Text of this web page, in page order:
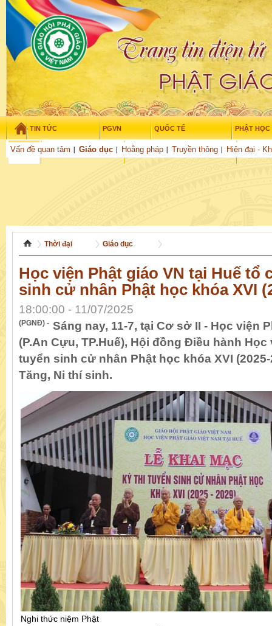
TIN TỨC PGVN QUỐC TẾ PHẬT HỌC
THỜI ĐẠI
Vấn đề quan tâm Giáo dục Hoằng pháp Truyền thông Hiện đại -
TUỔI TRẺ NGHIÊN CỨU VĂN HỌC
Thứ sáu - 7/08/2026 – 04 25:56
Thời đại Giáo dục
Học viện Phật giáo VN tại Huế tổ
sinh cử nhân Phật học khóa XVI
18:00:00 - 11/07/2025
(PGNĐ) - Sáng nay, 11-7, tại Cơ sở II - Học viện
(P.An Cựu, TP.Huế), Hội đồng Điều hành
tuyển sinh cử nhân Phật học khóa XVI
Tăng, Ni thí sinh.
Nghi thức niệm Phật